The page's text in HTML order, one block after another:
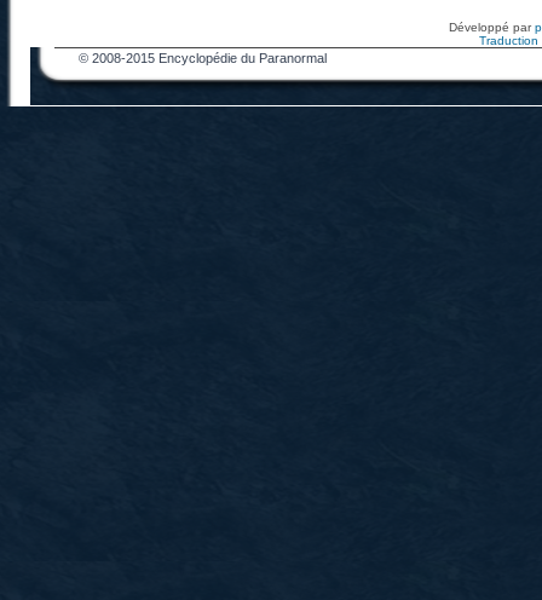
Développé par
Traduction
© 2008-2015 Encyclopédie du Paranormal